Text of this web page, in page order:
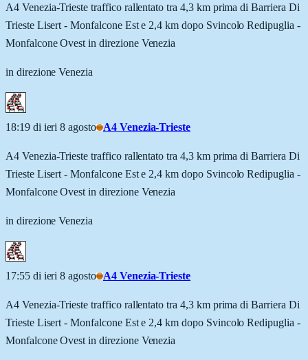
A4 Venezia-Trieste traffico rallentato tra 4,3 km prima di Barriera Di
Trieste Lisert - Monfalcone Est e 2,4 km dopo Svincolo Redipuglia -
Monfalcone Ovest in direzione Venezia
in direzione Venezia
18:19 di ieri 8 agosto A4 Venezia-Trieste
A4 Venezia-Trieste traffico rallentato tra 4,3 km prima di Barriera Di
Trieste Lisert - Monfalcone Est e 2,4 km dopo Svincolo Redipuglia -
Monfalcone Ovest in direzione Venezia
in direzione Venezia
17:55 di ieri 8 agosto A4 Venezia-Trieste
A4 Venezia-Trieste traffico rallentato tra 4,3 km prima di Barriera Di
Trieste Lisert - Monfalcone Est e 2,4 km dopo Svincolo Redipuglia -
Monfalcone Ovest in direzione Venezia